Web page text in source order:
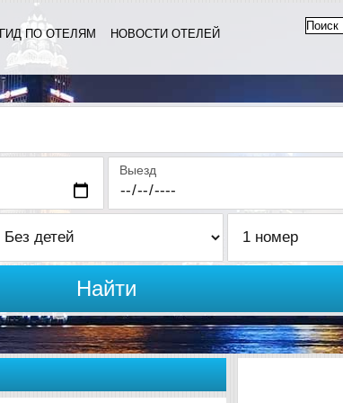
ГИД ПО ОТЕЛЯМ
НОВОСТИ ОТЕЛЕЙ
Выезд
Найти